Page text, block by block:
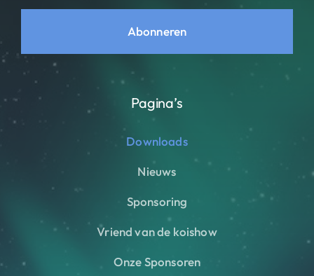
Abonneren
Pagina’s
Downloads
Nieuws
Sponsoring
Vriend van de koishow
Onze Sponsoren